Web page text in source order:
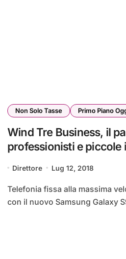
Non Solo Tasse Primo Piano
Wind Tre Business, il
professionisti e piccole
Direttore Lug 12, 2018
Telefonia fissa alla massima velocità e offerta mobile
con il nuovo Samsung Galaxy